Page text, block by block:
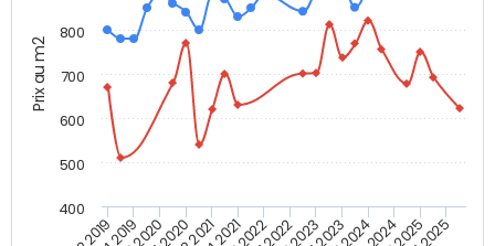
Prix au m2
400
500
600
700
800